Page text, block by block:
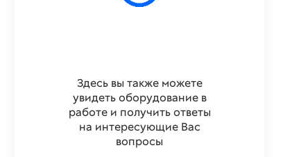
Здесь вы также можете
увидеть оборудование в
работе и получить ответы
на интересующие Вас
вопросы